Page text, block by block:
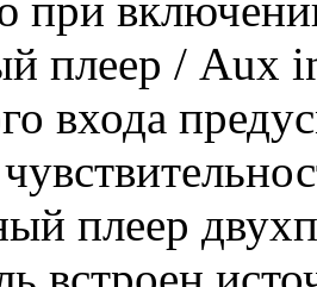
плеер / Aux
входа
плеер